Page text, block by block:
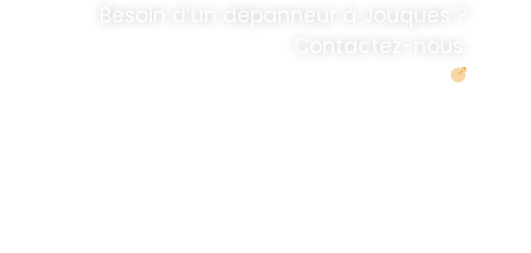
Besoin d’un dépanneur à Jouques ?